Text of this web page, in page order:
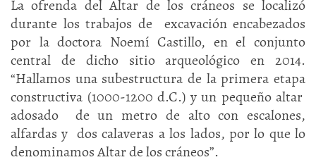
La ofrenda del Altar de los cráneos se localizó
durante los trabajos de excavación encabezados
por la doctora Noemí Castillo, en el conjunto
central de dicho sitio arqueológico en 2014.
“Hallamos una subestructura de la primera etapa
constructiva (1000-1200 d.C.) y un pequeño altar
adosado de un metro de alto con escalones,
alfardas y dos calaveras a los lados, por lo que lo
denominamos Altar de los cráneos”.